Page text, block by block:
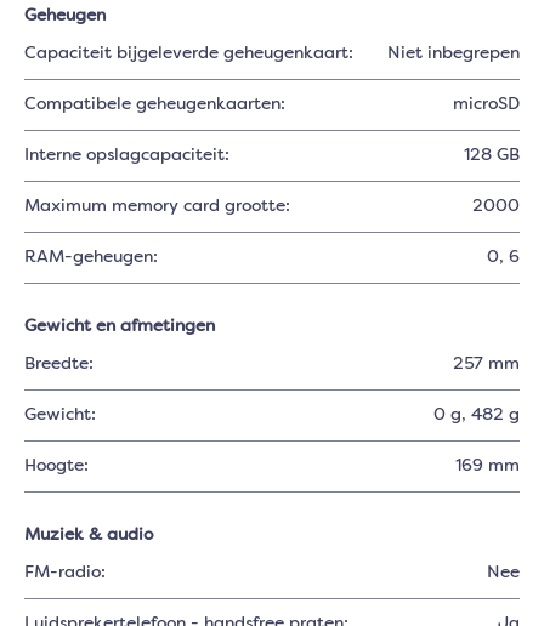
Geheugen
Capaciteit bijgeleverde geheugenkaart: Niet inbegrepen
Compatibele geheugenkaarten: microSD
Interne opslagcapaciteit: 128 GB
Maximum memory card grootte: 2000
RAM-geheugen: 0, 6
Gewicht en afmetingen
Breedte: 257 mm
Gewicht: 0 g, 482 g
Hoogte: 169 mm
Muziek & audio
FM-radio: Nee